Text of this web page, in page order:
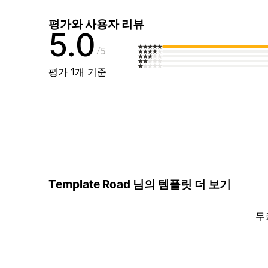
평가와 사용자 리뷰
5.0 5
평가 1개 기준
Template Road 님의 템플릿 더 보기
무